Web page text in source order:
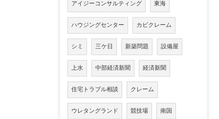
アイジーコンサルティング 東海
ハウジングセンター カビクレーム
シミ 三ケ日 新築問題 設備屋
上水 中部経済新聞 経済新聞
住宅トラブル相談 クレーム
ウレタングランド 競技場 南国